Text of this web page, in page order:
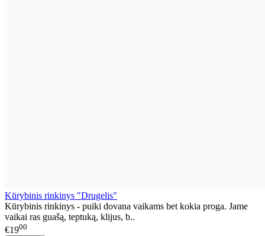
Kūrybinis rinkinys "Drugelis"
Kūrybinis rinkinys - puiki dovana vaikams bet kokia proga. Jame
vaikai ras guašą, teptuką, klijus, b..
€1900